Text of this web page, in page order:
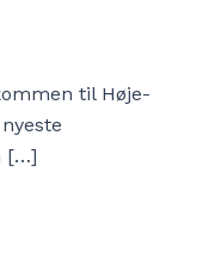
til Høje-
[…]